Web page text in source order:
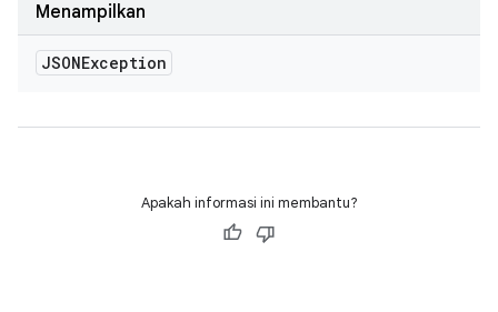
Menampilkan
JSONException
Apakah informasi ini membantu?